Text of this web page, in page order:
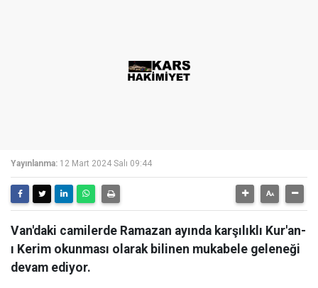
Yayınlanma: 12 Mart 2024 Salı 09:44
Van'daki camilerde Ramazan ayında karşılıklı Kur'an-
ı Kerim okunması olarak bilinen mukabele geleneği
devam ediyor.